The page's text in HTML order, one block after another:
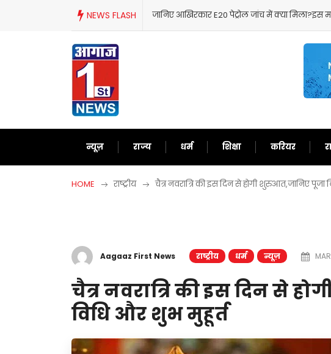
NEWS FLASH जानिए आखिरकार E20 पेट्रोल जांच में क्या मिला?इस
न्यूज़ राज्य धर्म शिक्षा करियर
HOME राष्ट्रीय चैत्र नवरात्रि की इस दिन से होगी शुरुआत,जानिए पूजा
Aagaaz First News राष्ट्रीय धर्म न्यूज़
चैत्र नवरात्रि की इस दिन से
विधि और शुभ मुहूर्त